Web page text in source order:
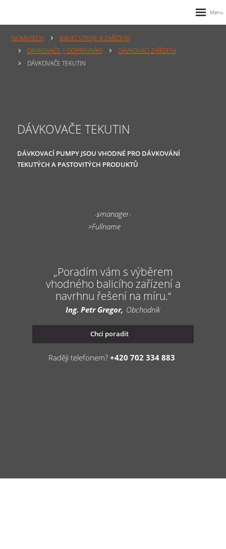
NOMATECH
BALICÍ STROJE A ZAŘÍZENÍ
DÁVKOVAČE | DOPRAVNÍKY
DÁVKOVACÍ ZAŘÍZENÍ
DÁVKOVAČE TEKUTIN
DÁVKOVAČE TEKUTIN
DÁVKOVACÍ PUMPY JSOU VHODNÉ PRO DÁVKOVÁNÍ
TEKUTÝCH A PASTOVITÝCH PRODUKTŮ
Poradím vám s výběrem
vhodného balicího zařízení a
navrhnu řešení na míru.
Ing. Petr Gregor Obchodník
Chci poradit
Raději telefonem? +420 702 334 883